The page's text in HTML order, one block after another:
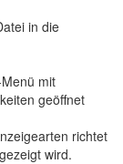
in die
mit
geöffnet
richtet
wird.